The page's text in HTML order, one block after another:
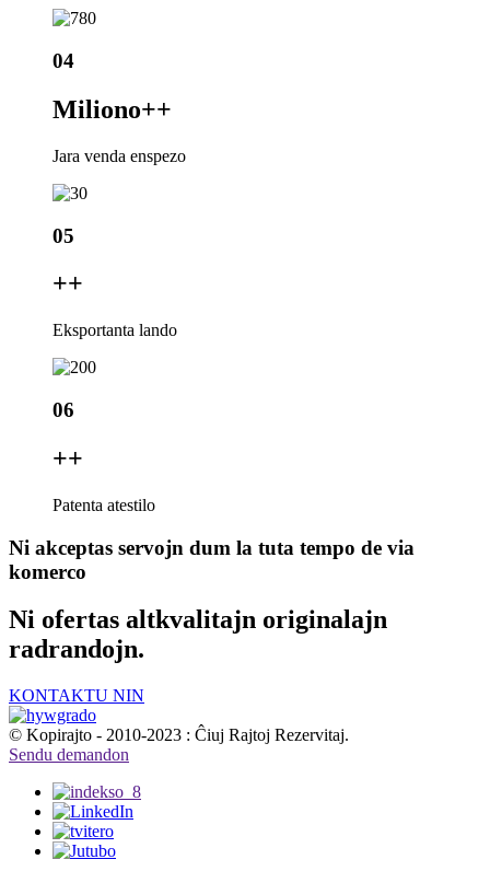
04
Miliono++
Jara venda enspezo
05
++
Eksportanta lando
06
++
Patenta atestilo
Ni akceptas servojn dum la tuta tempo de via
komerco
Ni ofertas altkvalitajn originalajn
radrandojn.
KONTAKTU NIN
© Kopirajto - 2010-2023 : Ĉiuj Rajtoj Rezervitaj.
Sendu demandon